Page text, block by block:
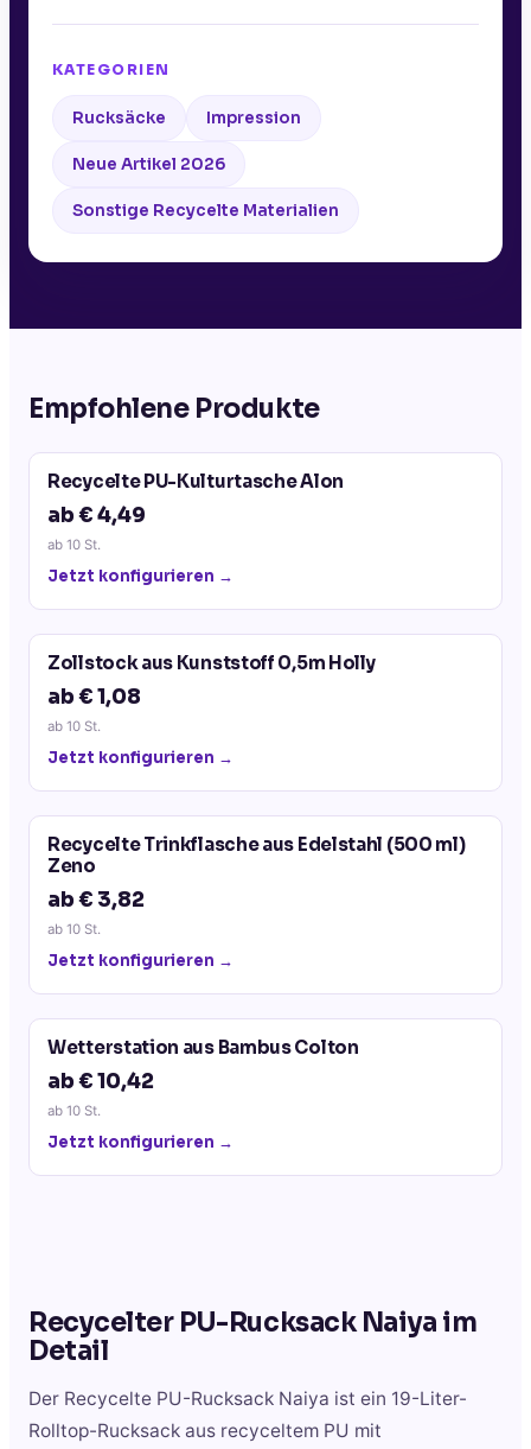
KATEGORIEN
Rucksäcke Impression
Neue Artikel 2026
Sonstige Recycelte Materialien
Empfohlene Produkte
Recycelte PU-Kulturtasche Alon
ab € 4,49
ab 10 St.
Jetzt konfigurieren →
Zollstock aus Kunststoff 0,5m Holly
ab € 1,08
ab 10 St.
Jetzt konfigurieren →
Recycelte Trinkflasche aus Edelstahl (500 ml)
Zeno
ab € 3,82
ab 10 St.
Jetzt konfigurieren →
Wetterstation aus Bambus Colton
ab € 10,42
ab 10 St.
Jetzt konfigurieren →
Recycelter PU-Rucksack Naiya im
Detail
Der Recycelte PU-Rucksack Naiya ist ein 19-Liter-
Rolltop-Rucksack aus recyceltem PU mit